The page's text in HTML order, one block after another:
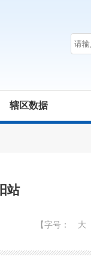
辖区数据
站
【字号： 大